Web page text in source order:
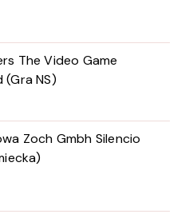
The Video Game
(Gra NS)
Zoch Gmbh Silencio